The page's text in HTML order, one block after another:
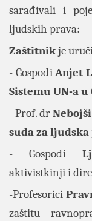
sarađivali i
ljudskih prava:
Zaštitnikje
- GospođiAnjet
Sistemu UN-a u
- Prof. dr
suda za ljudska
- Gospođi
aktivistkinji i
-Profesorici
zaštitu